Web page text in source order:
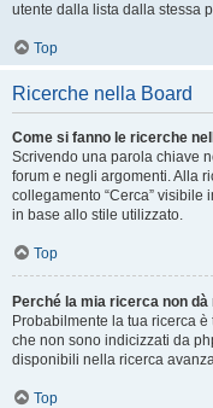
utente dalla lista dalla stessa
Top
Ricerche nella Board
Come si fanno le ricerche
Scrivendo una parola chiave
forum e negli argomenti. Alla
collegamento “Cerca” visibile
in base allo stile utilizzato.
Top
Perché la mia ricerca non
Probabilmente la tua ricerca
che non sono indicizzati da
disponibili nella ricerca
Top